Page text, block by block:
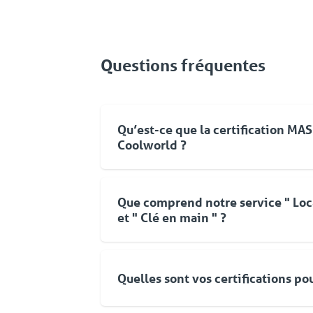
Questions fréquentes
Qu’est-ce que la certification
Coolworld ?
permanente et continue des
Santé et l’Environnement.
Que comprend notre service "
et " Clé en main " ?
d'équipements. Vous pouvez
une approche flexible et une livraison
Quelles sont vos certifications